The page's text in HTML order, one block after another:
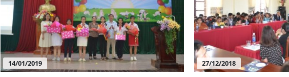
14/01/2019 27/12/2018